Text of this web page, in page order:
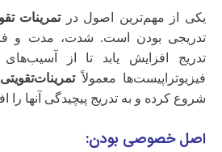
یکی از مهم‌ترین اصول درتمرینات
تدریجی بودن است. شدت، مدت و
تدریج افزایش یابد تا از
فیزیوتراپیست‌ها معمولاً
شروع کرده و به تدریج پیچیدگی آنها را
اصل خصوصی بودن: